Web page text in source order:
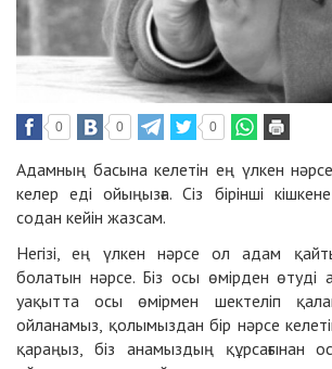
0 0 0
Адамның басына келетін ең үлкен
келер еді ойыңызға. Сіз бірінші
содан кейін жазсам.
Негізі, ең үлкен нәрсе ол адам
болатын нәрсе. Біз осы өмірден өтуді
уақытта осы өмірмен шектеліп
ойланамыз, қолымыздан бір нәрсе
қараңыз, біз анамыздың құрсағынан